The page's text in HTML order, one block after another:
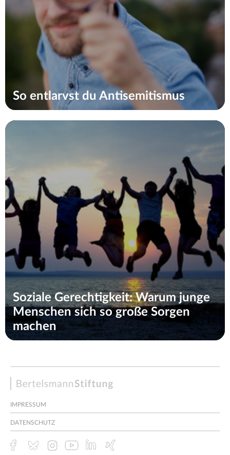
So entlarvst du Antisemitismus
Soziale Gerechtigkeit: Warum junge
Menschen sich so große Sorgen
machen
Bertelsmann
Stiftung
IMPRESSUM
DATENSCHUTZ